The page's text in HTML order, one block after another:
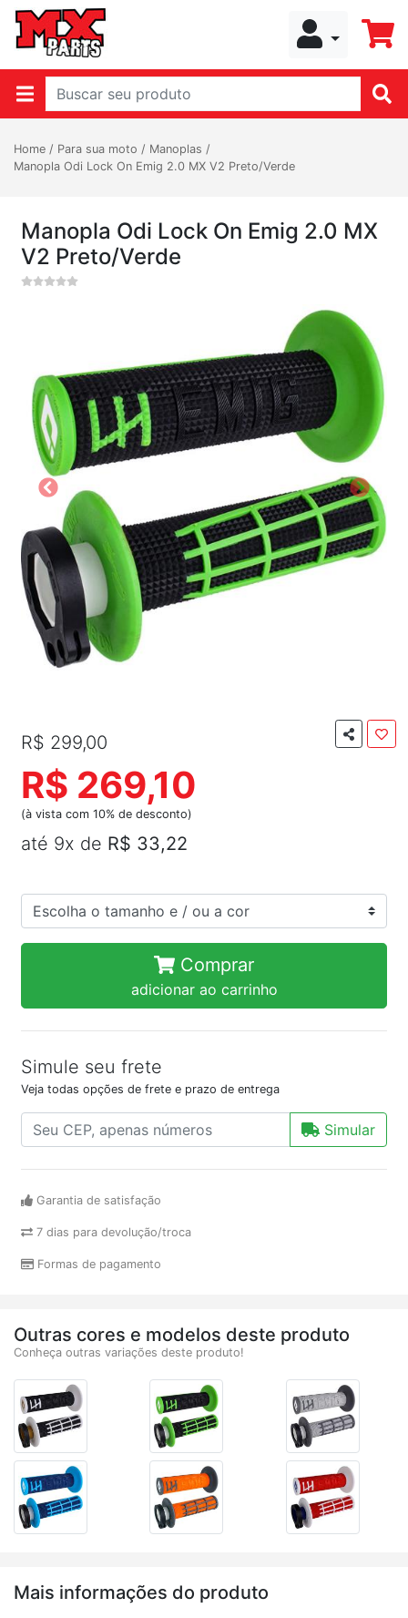
Home / Para sua moto / Manoplas /
Manopla Odi Lock On Emig 2.0 MX V2 Preto/Verde
Manopla Odi Lock On Emig 2.0 MX
V2 Preto/Verde
R$ 299,00
R$ 269,10
(à vista com 10% de desconto)
até 9x de R$ 33,22
Comprar
adicionar ao carrinho
Simule seu frete
Veja todas opções de frete e prazo de entrega
Simular
Garantia de satisfação
7 dias para devolução/troca
Formas de pagamento
Outras cores e modelos deste produto
Conheça outras variações deste produto!
Mais informações do produto